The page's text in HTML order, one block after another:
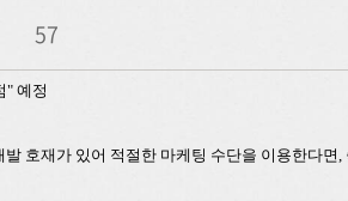
57
" 예정
발 호재가 있어 적절한 마케팅 수단을 이용한다면,